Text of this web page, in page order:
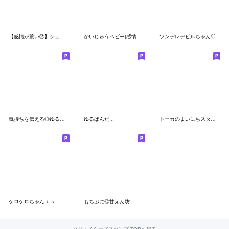
ツンデレデビルちゃん♡
気持ちを伝える◎ゆるふわ女子 #1 ゆるぱんだ 。 トーカのまいにちスタンプ2
ケロケロちゃん ♩៸៸ もちぷに◎甘えん坊